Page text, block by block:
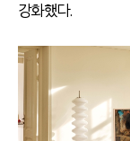
강화했다.